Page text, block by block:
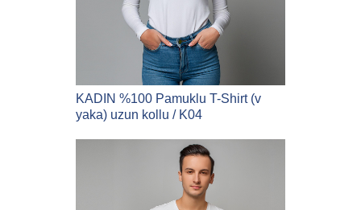
KADIN %100 Pamuklu T-Shirt (v
yaka) uzun kollu / K04